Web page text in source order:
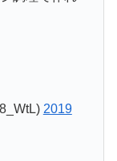
2019